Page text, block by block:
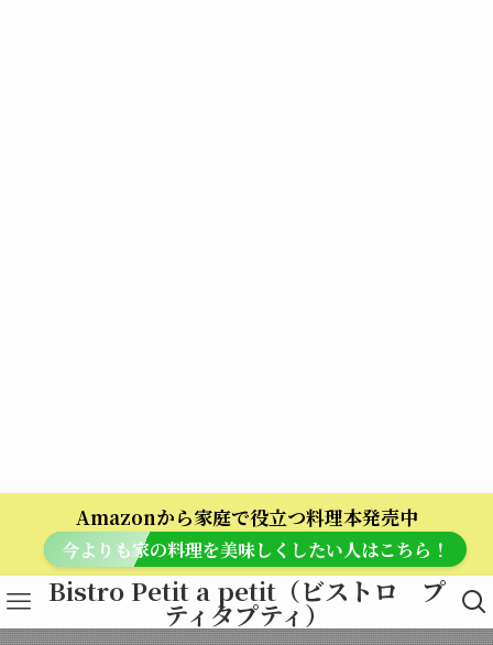
Amazonから家庭で役立つ料理本発売中
今よりも家の料理を美味しくしたい人はこちら！
Bistro Petit a petit（ビストロ プ
ティタプティ）